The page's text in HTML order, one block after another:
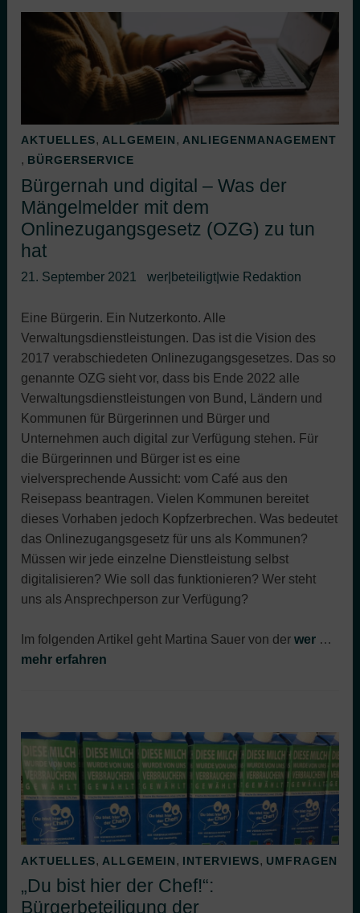
AKTUELLES, ALLGEMEIN, ANLIEGENMANAGEMENT
, BÜRGERSERVICE
Bürgernah und digital – Was der
Mängelmelder mit dem
Onlinezugangsgesetz (OZG) zu tun
hat
21. September 2021 wer|beteiligt|wie Redaktion
Eine Bürgerin. Ein Nutzerkonto. Alle
Verwaltungsdienstleistungen. Das ist die Vision des
2017 verabschiedeten Onlinezugangsgesetzes. Das so
genannte OZG sieht vor, dass bis Ende 2022 alle
Verwaltungsdienstleistungen von Bund, Ländern und
Kommunen für Bürgerinnen und Bürger und
Unternehmen auch digital zur Verfügung stehen. Für
die Bürgerinnen und Bürger ist es eine
vielversprechende Aussicht: vom Café aus den
Reisepass beantragen. Vielen Kommunen bereitet
dieses Vorhaben jedoch Kopfzerbrechen. Was bedeutet
das Onlinezugangsgesetz für uns als Kommunen?
Müssen wir jede einzelne Dienstleistung selbst
digitalisieren? Wie soll das funktionieren? Wer steht
uns als Ansprechperson zur Verfügung?
Im folgenden Artikel geht Martina Sauer von derwer …
mehr erfahren
AKTUELLES, ALLGEMEIN, INTERVIEWS, UMFRAGEN
„Du bist hier der Chef!“:
Bürgerbeteiligung der